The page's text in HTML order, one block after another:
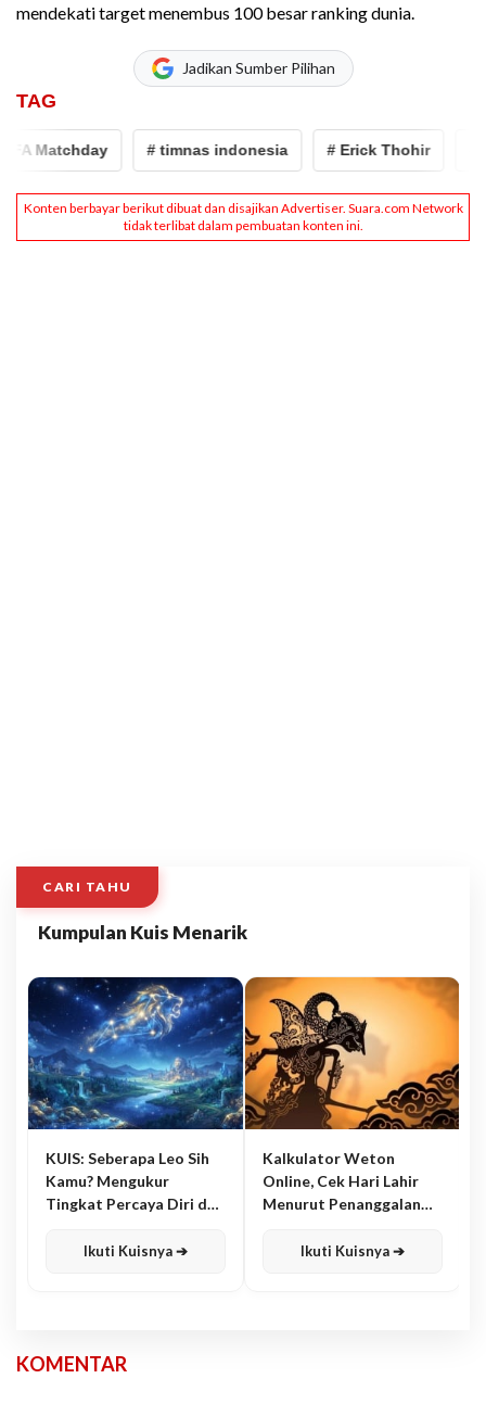
mendekati target menembus 100 besar ranking dunia.
Jadikan Sumber Pilihan
TAG
Matchday # timnas indonesia # Erick Thohir
CARI TAHU
Kumpulan Kuis Menarik
KUIS: Seberapa Leo Sih
Kamu? Mengukur
Tingkat Percaya Diri dan
Ikuti Kuisnya ➔
Kalkulator Weton
Online, Cek Hari Lahir
Menurut Penanggalan
Ikuti Kuisnya ➔
KOMENTAR